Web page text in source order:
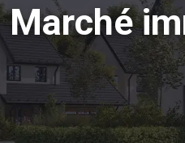
Marché